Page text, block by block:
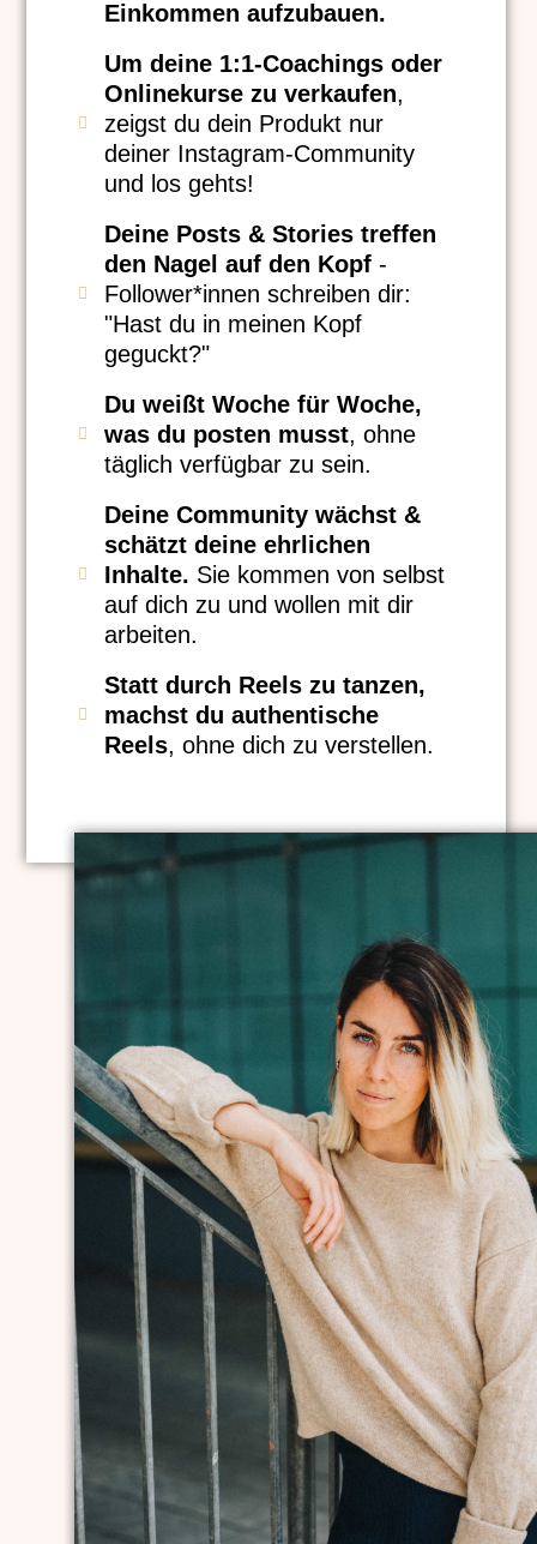
Einkommen aufzubauen.
Um deine 1:1-Coachings oder
Onlinekurse zu verkaufen,
zeigst du dein Produkt nur
deiner Instagram-Community
und los gehts!
Deine Posts & Stories treffen
den Nagel auf den Kopf -
Follower*innen schreiben dir:
"Hast du in meinen Kopf
geguckt?"
Du weißt Woche für Woche,
was du posten musst, ohne
täglich verfügbar zu sein.
Deine Community wächst &
schätzt deine ehrlichen
Inhalte. Sie kommen von selbst
auf dich zu und wollen mit dir
arbeiten.
Statt durch Reels zu tanzen,
machst du authentische
Reels, ohne dich zu verstellen.